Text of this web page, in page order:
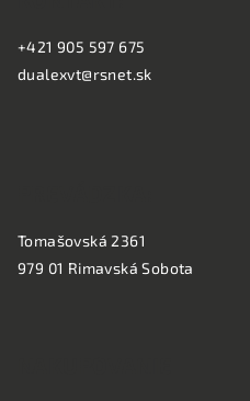
+421 905 597 675
dualexvt@rsnet.sk
Tomašovská 2361
979 01 Rimavská Sobota